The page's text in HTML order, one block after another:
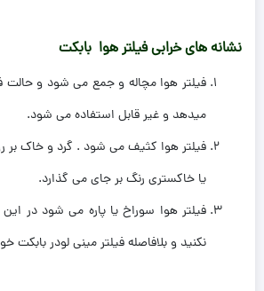
نشانه های خرابی فیلتر هوا بابکت
فیلتر هوا مچاله و جمع می شود و حالت
میدهد و غیر قابل استفاده می شود.
فیلتر هوا کثیف می شود . گرد و خاک بر
یا خاکستری رنگ بر جای می گذارد.
فیلتر هوا سوراخ یا پاره می شود در
نکنید و بلافاصله فیلتر مینی لودر بابکت